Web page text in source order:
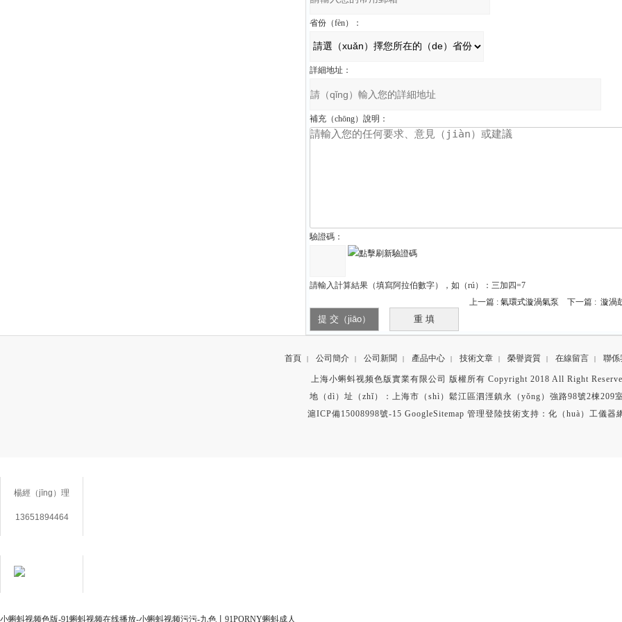
省份（fèn）：
詳細地址：
補充（chōng）說明：
驗證碼：
請輸入計算結果（填寫阿拉伯數字），如（rú）：三加四=7
上一篇 : 氣環式漩渦氣泵 下一篇 : 漩渦
首頁 | 公司簡介 | 公司新聞 | 產品中心 | 技術文章 | 榮譽資質 | 在線留言 | 聯係
上海小蝌蚪视频色版實業有限公司 版權所有 Copyright 2018 All Right Reserve
地（dì）址（zhǐ）：上海市（shì）鬆江區泗涇鎮永（yǒng）強路98號2棟209
滬ICP備15008998號-15 GoogleSitemap 管理登陸技術支持： 化（huà）工儀器
楊經（jīng）理
13651894464
小蝌蚪视频色版-91蝌蚪视频在线播放-小蝌蚪视频污污-九色丨91PORNY蝌蚪成人